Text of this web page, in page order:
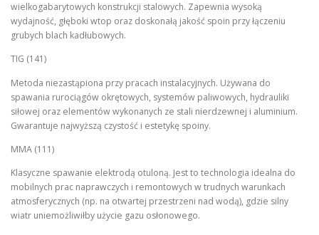
wielkogabarytowych konstrukcji stalowych. Zapewnia wysoką
wydajność, głęboki wtop oraz doskonałą jakość spoin przy łączeniu
grubych blach kadłubowych.
TIG (141)
Metoda niezastąpiona przy pracach instalacyjnych. Używana do
spawania rurociągów okrętowych, systemów paliwowych, hydrauliki
siłowej oraz elementów wykonanych ze stali nierdzewnej i aluminium.
Gwarantuje najwyższą czystość i estetykę spoiny.
MMA (111)
Klasyczne spawanie elektrodą otuloną. Jest to technologia idealna do
mobilnych prac naprawczych i remontowych w trudnych warunkach
atmosferycznych (np. na otwartej przestrzeni nad wodą), gdzie silny
wiatr uniemożliwiłby użycie gazu osłonowego.